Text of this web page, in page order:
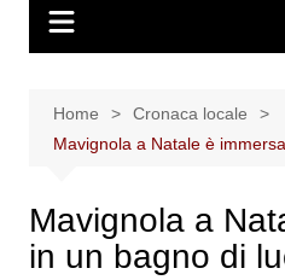
Home
Cronaca locale
Mavignola a Natale è
Mavignola a
in un bagno di